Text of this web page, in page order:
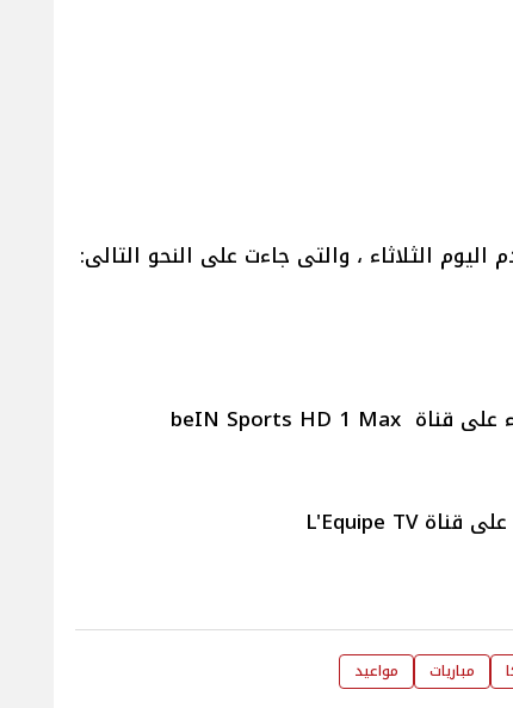
الثلاثاء ، والتى جاءت على النحو التالى:
مباريات مواعيد